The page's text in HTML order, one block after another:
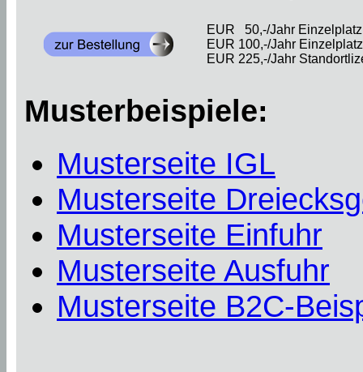
EUR 50,-/Jahr
EUR 100,-/Jahr
EUR 225,-/Jahr
Musterbeispiele:
Musterseite IGL
Musterseite
Musterseite Einfuhr
Musterseite Ausfuhr
Musterseite B2C-